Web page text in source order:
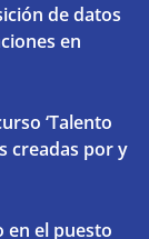
de datos
en
‘Talento
creadas por y
en el puesto